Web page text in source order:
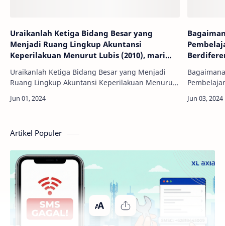
Uraikanlah Ketiga Bidang Besar yang
Menjadi Ruang Lingkup Akuntansi
Keperilakuan Menurut Lubis (2010), mari
Uraikanlah Ketiga Bidang Besar yang Menjadi
Ruang Lingkup Akuntansi Keperilakuan Menurut
keperilakuan adalah salah satu cabang ilmu ak…
dalam
Artikel Populer